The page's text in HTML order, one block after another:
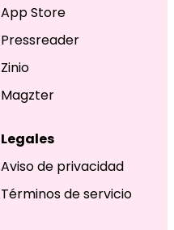
App Store
Pressreader
Zinio
Magzter
Legales
Aviso de privacidad
Términos de servicio